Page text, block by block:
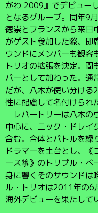
がわ 2009』でデビュー
となるグループ。同年9
徳崇とフランスから来日
がゲスト参加した際、即
ウンドにメンバーも観客
トリオの拡張を決定。
バーとして加わった。通
だが、八木が使い分け
性に配慮して名付けられ
レパートリーは八木の
中心に、ニック・ドレイ
含む。合体とバトルを繰
ドラマーを土台とし、
ース箏》のトリプル・ベ
身に響くそのサウンドは
ル・トリオは2011年の6
海外デビューを果たして